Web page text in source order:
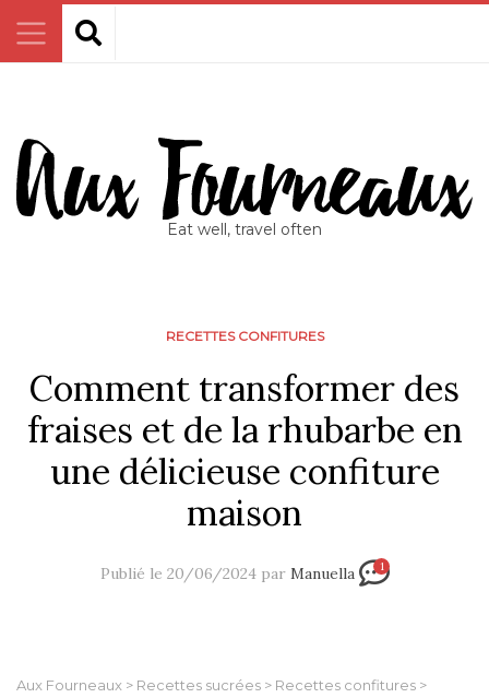
Eat well, travel often
RECETTES CONFITURES
Comment transformer des
fraises et de la rhubarbe en
une délicieuse confiture
maison
Publié le 20/06/2024 par Manuella 1
Aux Fourneaux > Recettes sucrées > Recettes confitures >